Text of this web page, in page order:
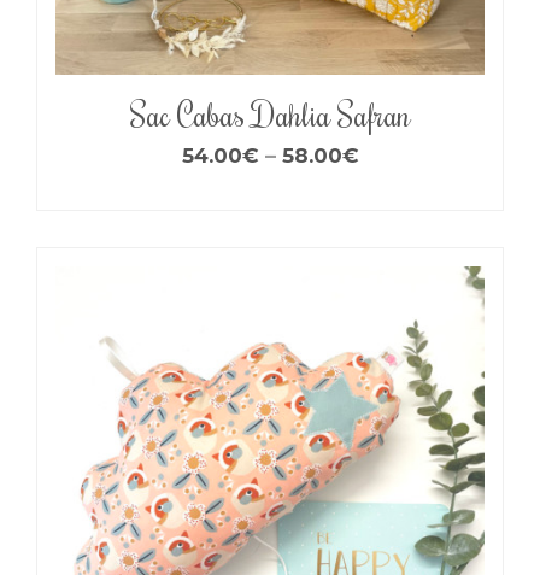
Sac Cabas Dahlia Safran
54.00€ – 58.00€